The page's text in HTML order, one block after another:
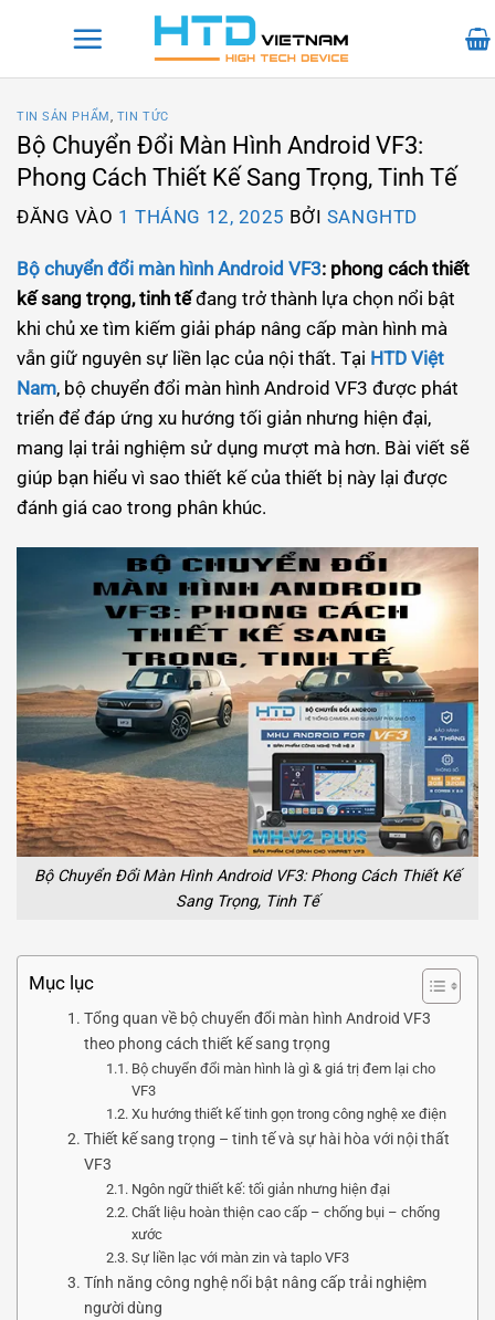
TIN SẢN PHẨM, TIN TỨC
Bộ Chuyển Đổi Màn Hình Android VF3:
Phong Cách Thiết Kế Sang Trọng, Tinh Tế
ĐĂNG VÀO 1 THÁNG 12, 2025 BỞI SANGHTD
Bộ chuyển đổi màn hình Android VF3: phong cách thiết
kế sang trọng, tinh tếđang trở thành lựa chọn nổi bật
khi chủ xe tìm kiếm giải pháp nâng cấp màn hình mà
vẫn giữ nguyên sự liền lạc của nội thất. Tại HTD Việt
Nam, bộ chuyển đổi màn hình Android VF3 được phát
triển để đáp ứng xu hướng tối giản nhưng hiện đại,
mang lại trải nghiệm sử dụng mượt mà hơn. Bài viết sẽ
giúp bạn hiểu vì sao thiết kế của thiết bị này lại được
đánh giá cao trong phân khúc.
Bộ Chuyển Đổi Màn Hình Android VF3: Phong Cách Thiết Kế
Sang Trọng, Tinh Tế
Mục lục
Tổng quan về bộ chuyển đổi màn hình Android VF3
theo phong cách thiết kế sang trọng
Bộ chuyển đổi màn hình là gì & giá trị đem lại cho
VF3
Xu hướng thiết kế tinh gọn trong công nghệ xe điện
Thiết kế sang trọng – tinh tế và sự hài hòa với nội thất
VF3
Ngôn ngữ thiết kế: tối giản nhưng hiện đại
Chất liệu hoàn thiện cao cấp – chống bụi – chống
xước
Sự liền lạc với màn zin và taplo VF3
Tính năng công nghệ nổi bật nâng cấp trải nghiệm
người dùng